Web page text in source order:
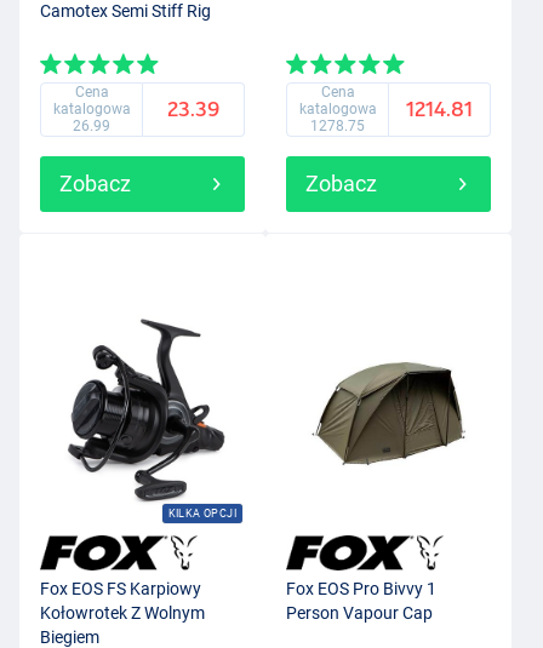
Camotex Semi Stiff Rig
Cena
katalogowa
26.99
23.39
Zobacz
Cena
katalogowa
1278.75
1214.81
Zobacz
KILKA OPCJI
Fox EOS FS Karpiowy
Kołowrotek Z Wolnym
Biegiem
Fox EOS Pro Bivvy 1
Person Vapour Cap